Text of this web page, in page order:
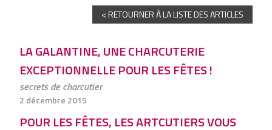
< RETOURNER À LA LISTE DES ARTICLES
LA GALANTINE, UNE CHARCUTERIE
EXCEPTIONNELLE POUR LES FÊTES !
secrets de charcutier
2 décembre 2015
POUR LES FÊTES, LES ARTCUTIERS VOUS